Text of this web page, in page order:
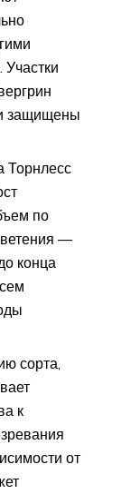
защищены
Торнлесс
по
—
конца
сорта,
к
от